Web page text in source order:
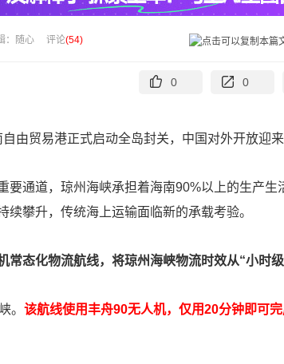
：随心 评论(54)
0 0
由贸易港正式启动全岛封关，中国对外开放迎来
要通道，琼州海峡承担着海南90%以上的生产生
攀升，传统海上运输面临新的承载考验。
态化物流航线，将琼州海峡物流时效从“小时级
。 该航线使用丰舟90无人机，仅用20分钟即可